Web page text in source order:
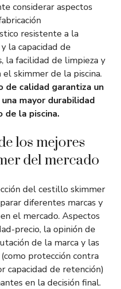
considerar aspectos
resistente a la
la capacidad de
la facilidad de limpieza y
skimmer de la piscina.
calidad garantiza un
mayor durabilidad
de la piscina.
los mejores
del mercado
del cestillo skimmer
diferentes marcas y
el mercado. Aspectos
precio, la opinión de
de la marca y las
protección contra
capacidad de retención)
en la decisión final.